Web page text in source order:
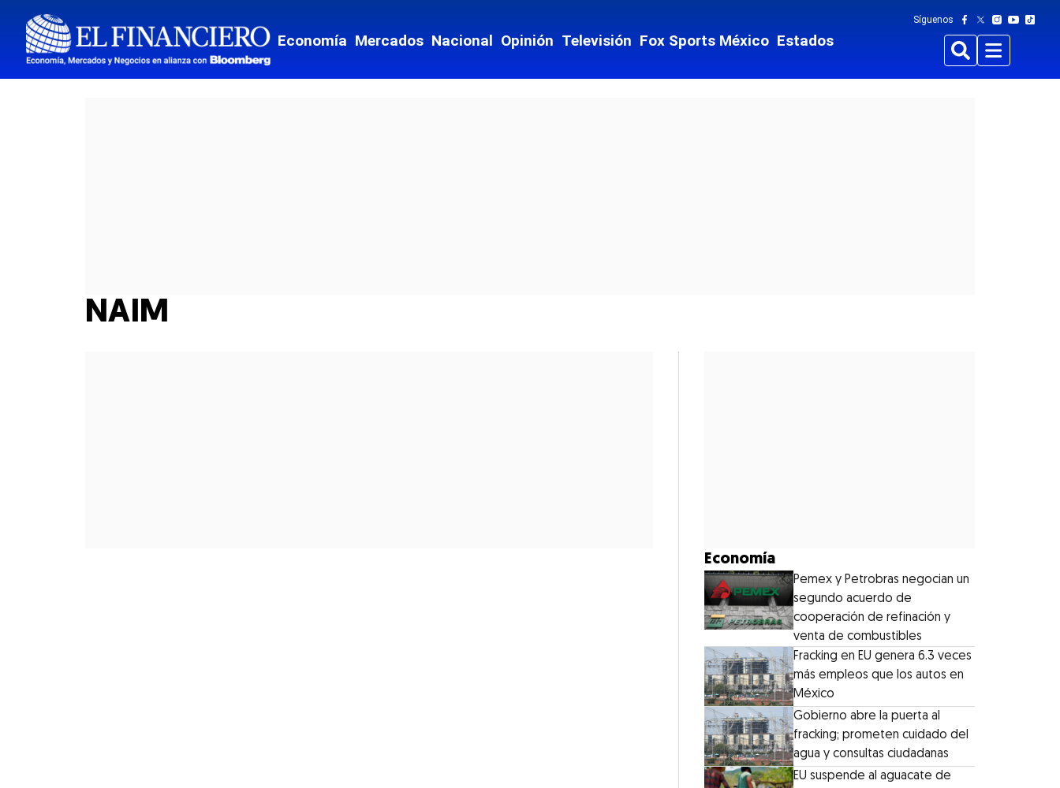
Economía Mercados Nacional Opinión Televisión Fox Sports México Estados
Síguenos
BuscarMenu
NAIM
Economía
Pemex y Petrobras negocian un
segundo acuerdo de
cooperación de refinación y
venta de combustibles
Fracking en EU genera 6.3 veces
más empleos que los autos en
México
Gobierno abre la puerta al
fracking; prometen cuidado del
agua y consultas ciudadanas
EU suspende al aguacate de